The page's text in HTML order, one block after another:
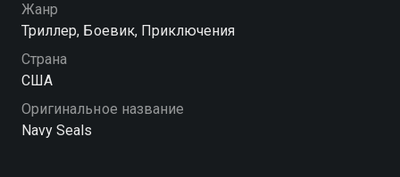
Жанр
Триллер, Боевик, Приключения
Страна
США
Оригинальное название
Navy Seals